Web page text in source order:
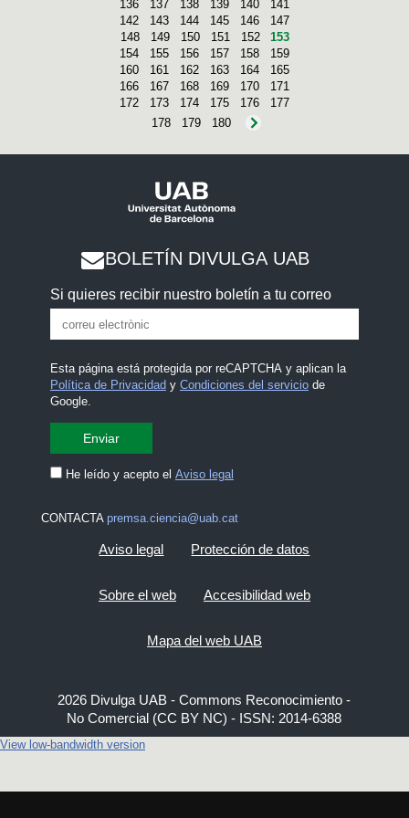
136 137 138 139 140
141
142
143 144 145 146
147
148
149 150 151 152
153
154
155 156 157 158
159
160
161 162 163 164
165
166
167 168 169 170
171
172
173 174 175 176
177
178
179 180
BOLETÍN DIVULGA UAB
Si quieres recibir nuestro boletín a tu correo
Esta página está protegida por reCAPTCHA y aplican la
Política de Privacidad y Condiciones del serviciode
Google.
He leído y acepto el Aviso legal
CONTACTA premsa.ciencia@uab.cat
Aviso legal Protección de datos
Sobre el web Accesibilidad web
Mapa del web UAB
2026 Divulga UAB - Commons Reconocimiento -
No Comercial (CC BY NC) - ISSN: 2014-6388
View low-bandwidth version